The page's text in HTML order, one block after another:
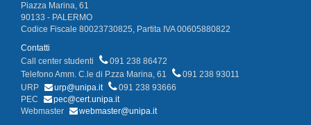
Piazza Marina, 61
90133 - PALERMO
Codice Fiscale 80023730825, Partita IVA 00605880822
Contatti
Call center studenti
091 238 86472
Telefono Amm. C.le di P.zza Marina, 61
091 238 93011
URP
urp@unipa.it
091 238 93666
PEC
pec@cert.unipa.it
Webmaster
webmaster@unipa.it